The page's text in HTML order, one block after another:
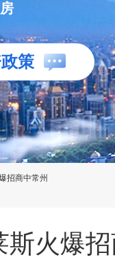
策
招商中常州
斯火爆